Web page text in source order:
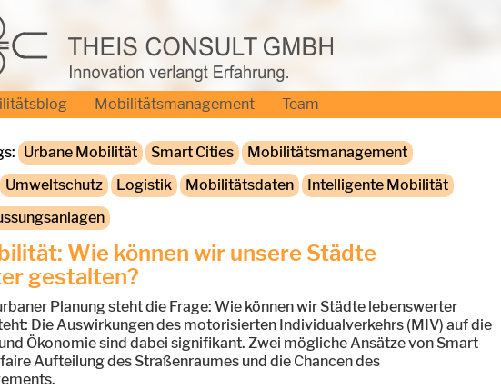
Mobilitätsmanagement Team
Urbane Mobilität Smart Cities
Mobilitätsmanagement
Umweltschutz Logistik Mobilitätsdaten
Intelligente Mobilität
Wie können wir unsere Städte
gestalten?
Planung steht die Frage: Wie können wir Städte lebenswerter
Die Auswirkungen des motorisierten Individualverkehrs (MIV) auf die
Ökonomie sind dabei signifikant. Zwei mögliche Ansätze von Smart
Aufteilung des Straßenraumes und die Chancen des